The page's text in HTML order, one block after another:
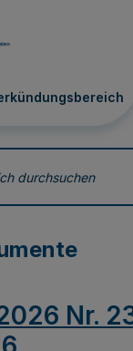
Nr.